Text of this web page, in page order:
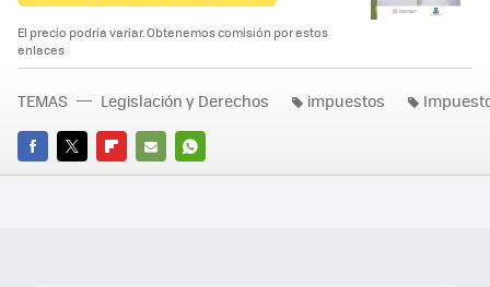
El precio podría variar. Obtenemos comisión por estos
enlaces
FACEBOOK
TWITTERFLIPBOARD
E-
WHATSAPP
TEMAS Legislación y Derechos impuestos